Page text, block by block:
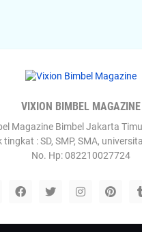
VIXION BIMBEL MAGAZINE
Magazine Bimbel Jakarta
tingkat : SD, SMP, SMA,
No. Hp: 082210027724